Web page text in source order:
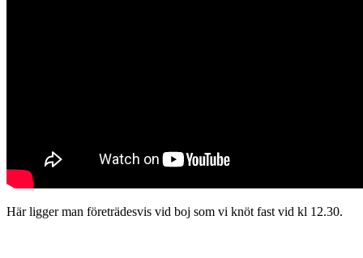
Här ligger man företrädesvis vid boj som vi knöt fast vid kl 12.30.